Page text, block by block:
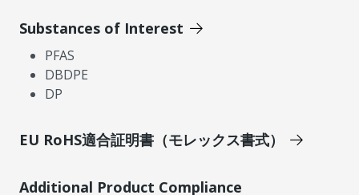
Substances of Interest
PFAS
DBDPE
DP
EU RoHS適合証明書（モレックス書式）
Additional Product Compliance